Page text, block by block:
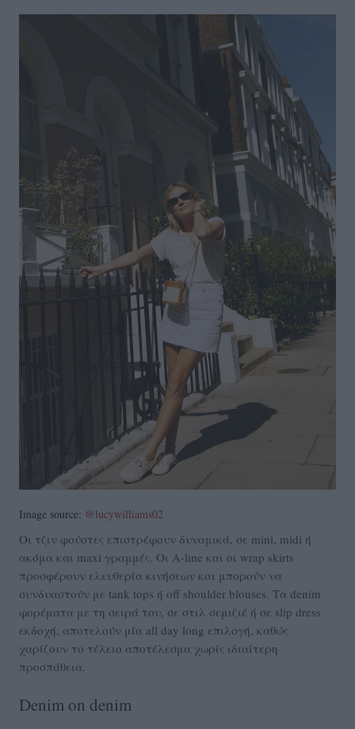
Image source: @lucywilliams02
Οι τζιν φούστες επιστρέφουν δυναμικά, σε mini, midi ή
ακόμα και maxi γραμμές. Οι A-line και οι wrap skirts
προσφέρουν ελευθερία κινήσεων και μπορούν να
συνδυαστούν με tank tops ή off shoulder blouses. Τα denim
φορέματα με τη σειρά του, σε στιλ σεμιζιέ ή σε slip dress
εκδοχή, αποτελούν μία all day long επιλογή, καθώς
χαρίζουν το τέλειο αποτέλεσμα χωρίς ιδιαίτερη
προσπάθεια.
Denim on denim